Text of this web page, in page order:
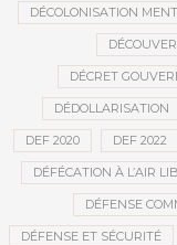
DÉCOLONISATION
DÉCRET
DÉDOLLARISATION
DEF 2020 DEF 2022
DÉFÉCATION À L’AIR
DÉFENSE
DÉFENSE ET SÉCURITÉ